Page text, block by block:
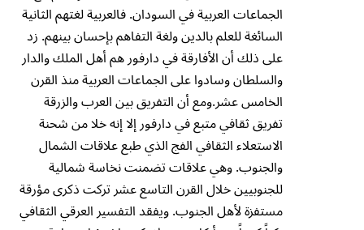
الجماعات العربية في السودان. فالعربية لغتهم الثانية
السائغة للعلم بالدين ولغة التفاهم بإحسان بينهم. زد
على ذلك أن الأفارقة في دارفور هم أهل الملك والدار
والسلطان وسادوا على الجماعات العربية منذ القرن
الخامس عشر.ومع أن التفريق بين العرب والزرقة
تفريق ثقافي متبع في دارفور إلا إنه خلا من شحنة
الاستعلاء الثقافي الفج الذي طبع علاقات الشمال
والجنوب. وهي علاقات تضمنت نخاسة شمالية
للجنوبيين خلال القرن التاسع عشر تركت ذكرى مؤرقة
مستفزة لأهل الجنوب. ويفقد التفسير العرقي الثقافي